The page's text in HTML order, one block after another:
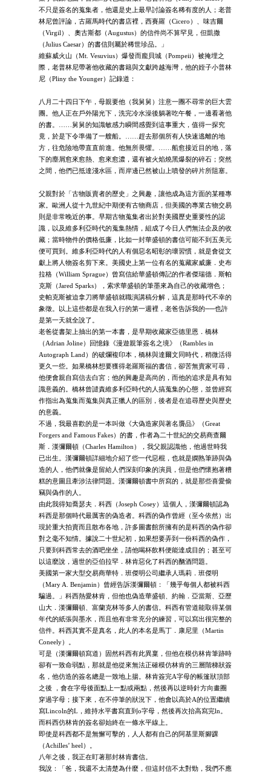
不只是簽名的蒐集者，他還是史上最早討論簽名稀有度的人；老普
林尼曾評論，古羅馬時代的書店裡，西賽羅（Cicero）、味吉爾
（Virgil）、奧古斯都（Augustus）的信件尚不算罕見，但凱撒
（Julius Caesar）的書信則屬於稀世珍品。」
維蘇威火山（Mt. Vesuvius）爆發而龐貝城（Pompeii）被掩埋之
際，老普林尼帶著他收藏的書籍與文獻跨越海灣，他的姪子小普林
尼（Pliny the Younger）記錄道：
八月二十四日下午，母親要他（我舅舅）注意一團不尋常的巨大雲
團。他人正在戶外陽光下，洗完冷水澡後躺著吃午餐，一邊看著他
的書。……舅舅的知識敏感力瞬間感覺到這事重大，值得一探究
竟，於是下令準備了一艘船。……趕去那個所有人快速逃離的地
方，往危險地帶直直前進。他無所畏懼。……船愈接近目的地，落
下的塵屑愈來愈熱、愈來愈濃，還有被火焰燒黑爆裂的碎石；突然
之間，他們已抵達淺水區，而岸邊已然被山上噴發的碎片所阻塞。
父親對於「古物販賣者的歷史」之興趣，讓他成為這方面的某種專
家。歐洲人從十九世紀中期便有古物商店，但美國的專業古物交易
則是非常晚近的事。早期古物蒐集者出於對美國歷史重要性的認
識，以及維多利亞時代的蒐集熱情，組成了今日人們無法企及的收
藏；當時物件的價格低廉，比如一封華盛頓的書信可能不到五美元
便可買到。維多利亞時代的人有個惡名昭彰的壞習慣，就是會從文
獻上將人物簽名剪下來。美國史上第一位有名的蒐藏家威廉．史布
拉格（William Sprague）曾寫信給華盛頓傳記的作者傑瑞德．斯帕
克斯（Jared Sparks），索求華盛頓的筆墨來為自己的收藏增色；
史帕克斯被迫拿刀將華盛頓就職演講稿分解，這真是那時代不幸的
象徵。以上這些都是在我入行的第一週裡，老爸告訴我的──也許
是第一天就全說了。
老爸從書架上抽出的第一本書，是早期收藏家亞德里恩．橋林
（Adrian Joline）回憶錄《漫遊親筆簽名之境》（Rambles in
Autograph Land）的破爛複印本，橋林與達爾文同時代，稍微活得
更久一些。如果橋林想要獲得老羅斯福的書信，卻苦無賣家可尋，
他便會親自寫信去白宮；他的興趣是高尚的，而他的追求是具有知
識意義的。橋林曾譴責維多利亞時代的人搞蒐集的心態，並曾經寫
作指出為蒐集而蒐集與真正獵人的區別，後者是在追尋歷史與歷史
的意義。
不過，我最喜歡的是一本叫做《大偽造家與著名贗品》（Great
Forgers and Famous Fakes）的書，作者為二十世紀的交易商查爾
斯．漢彌爾頓（Charles Hamilton），我父親認識他，他過世時我
已出生。漢彌爾頓詳細地介紹了些一代惡棍，也就是嫻熟筆跡與偽
造的人，他們就像是留給人們深刻印象的演員，但是他們懷抱著糟
糕的意圖且牽涉法律問題。漢彌爾頓書中所寫的，就是那些喜愛偷
竊與偽作的人。
由此我得知喬瑟夫．科西（Joseph Cosey）這個人，漢彌爾頓認為
科西是那個時代最厲害的偽造者。科西的偽作曾經（至今依然）出
現於重大拍賣而且散布各地，許多圖書館所擁有的是科西的偽作卻
對之毫不知情。據說二十世紀初，如果想要弄到一份科西的偽作，
只要到科西常去的酒吧坐坐，請他喝杯飲料便能達成目的；甚至可
以這麼說，過世的亞伯拉罕．林肯惡化了科西的酗酒問題。
美國第一家大型交易商華特．班傑明公司繼承人瑪莉．班傑明
（Mary A. Benjamin）曾經告訴漢彌爾頓：「幾乎每個人都被科西
騙過。」科西熱愛林肯，但他也偽造華盛頓、約翰．亞當斯、亞歷
山大．漢彌爾頓、富蘭克林等多人的書信。科西有管道能取得某個
年代的紙張與墨水，而且他有非常充分的練習，可以寫出很完整的
信件。科西其實不是真名，此人的本名是馬丁．康尼里（Martin
Coneely）。
可是（漢彌爾頓寫道）固然科西有此異稟，但他在模仿林肯筆跡時
卻有一致命弱點，那就是他從來無法正確模仿林肯的三層階梯狀簽
名，他仿造的簽名總是一致地上揚。林肯簽完A字母的帳篷狀頂部
之後 ，會在字母後面點上一點或兩點，然後再以逆時針方向畫圈
穿過字母；接下來，在不停筆的狀況下，他會以高於A的位置繼續
寫Lincoln的L，維持水平書寫直到o字母，然後再次抬高寫完ln。
而科西仿林肯的簽名卻始終在一條水平線上。
即使是科西都不是無懈可擊的，人人都有自己的阿基里斯腳踝
（Achilles’ heel）。
八年之後，我正在盯著那封林肯書信。
我說：「爸，我還不太清楚為什麼，但這封信不太對勁，我們不應